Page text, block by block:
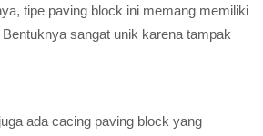
tipe paving block ini memang memiliki
sangat unik karena tampak
ada cacing paving block yang